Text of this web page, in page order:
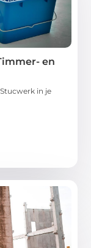
en
in je